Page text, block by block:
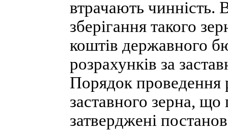
втрачають чинність.
зберігання такого
коштів державного
розрахунків за
Порядок проведення
заставного зерна,
затверджені